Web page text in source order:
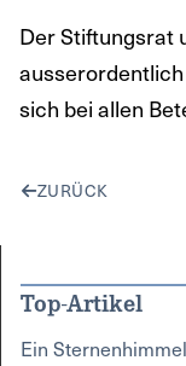
Der Stiftungsrat
sich bei allen
ZURÜCK
Top-Artikel
Ein